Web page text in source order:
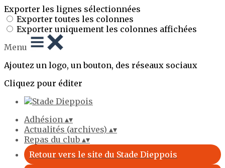
Exporter les lignes sélectionnées
Exporter toutes les colonnes
Exporter uniquement les colonnes affichées
Menu
Ajoutez un logo, un bouton, des réseaux sociaux
Cliquez pour éditer
Adhésion ▴▾
Actualités (archives) ▴▾
Repas du club ▴▾
Retour vers le site du Stade Dieppois